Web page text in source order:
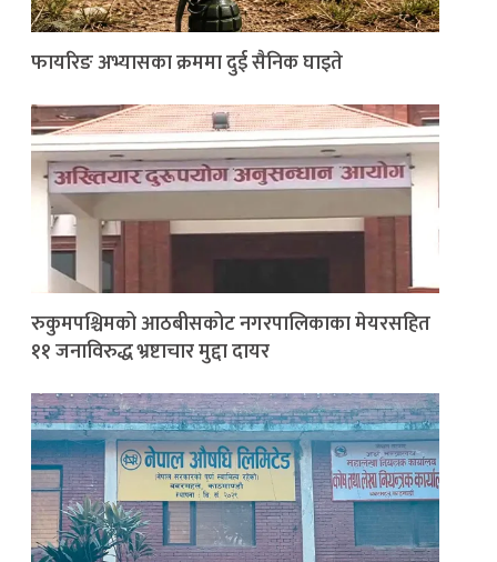
फायरिङ अभ्यासका क्रममा दुई सैनिक घाइते
रुकुमपश्चिमको आठबीसकोट नगरपालिकाका मेयरसहित
११ जनाविरुद्ध भ्रष्टाचार मुद्दा दायर